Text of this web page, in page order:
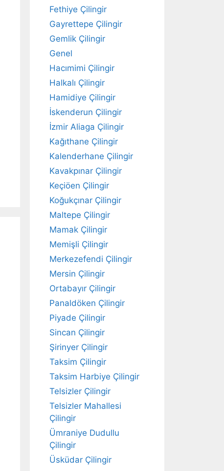
Fethiye Çilingir
Gayrettepe Çilingir
Gemlik Çilingir
Genel
Hacımimi Çilingir
Halkalı Çilingir
Hamidiye Çilingir
İskenderun Çilingir
İzmir Aliaga Çilingir
Kağıthane Çilingir
Kalenderhane Çilingir
Kavakpınar Çilingir
Keçiöen Çilingir
Koğukçınar Çilingir
Maltepe Çilingir
Mamak Çilingir
Memişli Çilingir
Merkezefendi Çilingir
Mersin Çilingir
Ortabayır Çilingir
Panaldöken Çilingir
Piyade Çilingir
Sincan Çilingir
Şirinyer Çilingir
Taksim Çilingir
Taksim Harbiye Çilingir
Telsizler Çilingir
Telsizler Mahallesi
Çilingir
Ümraniye Dudullu
Çilingir
Üsküdar Çilingir